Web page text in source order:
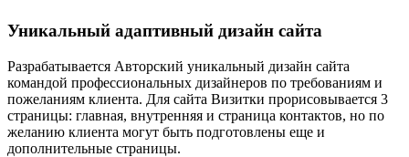
Уникальный адаптивный дизайн сайта
Разрабатывается Авторский уникальный дизайн сайта
командой профессиональных дизайнеров по требованиям и
пожеланиям клиента. Для сайта Визитки прорисовывается 3
страницы: главная, внутренняя и страница контактов, но по
желанию клиента могут быть подготовлены еще и
дополнительные страницы.